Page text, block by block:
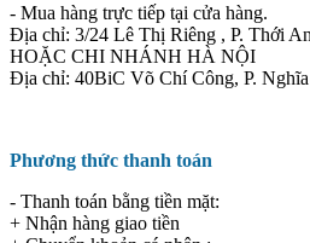
- Mua hàng trực tiếp tại cửa hàng.
Địa chỉ: 3/24 Lê Thị Riêng , P. Thới
HOẶC CHI NHÁNH HÀ NỘI
Địa chỉ: 40BiC Võ Chí Công, P.
Phương thức thanh toán
- Thanh toán bằng tiền mặt:
+ Nhận hàng giao tiền